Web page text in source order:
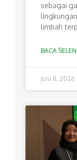
sebagai
limbah
BACA
Juni 8, 2026